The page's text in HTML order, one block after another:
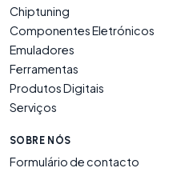
Chiptuning
Componentes Eletrónicos
Emuladores
Ferramentas
Produtos Digitais
Serviços
SOBRE NÓS
Formulário de contacto